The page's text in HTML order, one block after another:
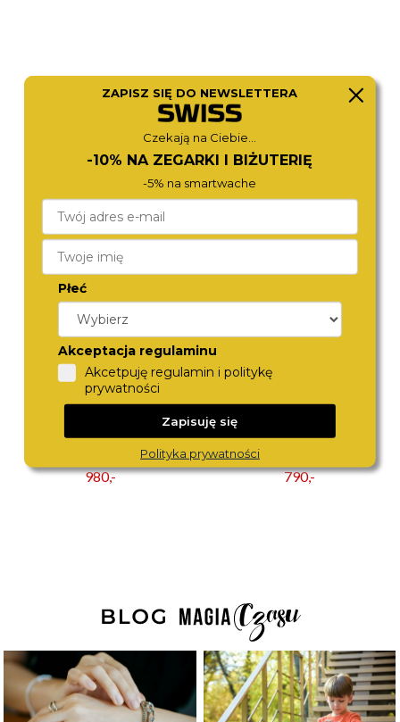
790,-
980,-
TOMMY HILFIGER
790,-
ZAPISZ SIĘ DO NEWSLETTERA
Czekają na Ciebie...
-10% NA ZEGARKI I BIŻUTERIĘ
-5% na smartwache
Płeć
Akceptacja regulaminu
Akcetpuję regulamin i politykę
prywatności
Zapisuję się
Polityka prywatności